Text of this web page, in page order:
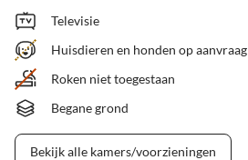
Televisie
Huisdieren en honden op aanvraag
Roken niet toegestaan
Begane grond
Bekijk alle kamers/voorzieningen